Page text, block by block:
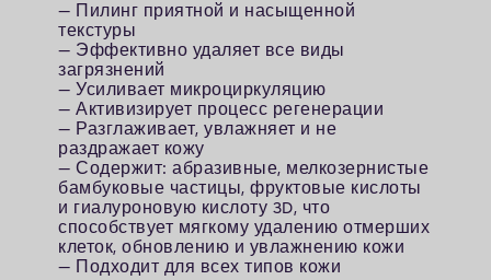
— Пилинг приятной и насыщенной
текстуры
— Эффективно удаляет все виды
загрязнений
— Усиливает микроциркуляцию
— Активизирует процесс регенерации
— Разглаживает, увлажняет и не
раздражает кожу
— Содержит: абразивные, мелкозернистые
бамбуковые частицы, фруктовые кислоты
и гиалуроновую кислоту 3D, что
способствует мягкому удалению отмерших
клеток, обновлению и увлажнению кожи
— Подходит для всех типов кожи